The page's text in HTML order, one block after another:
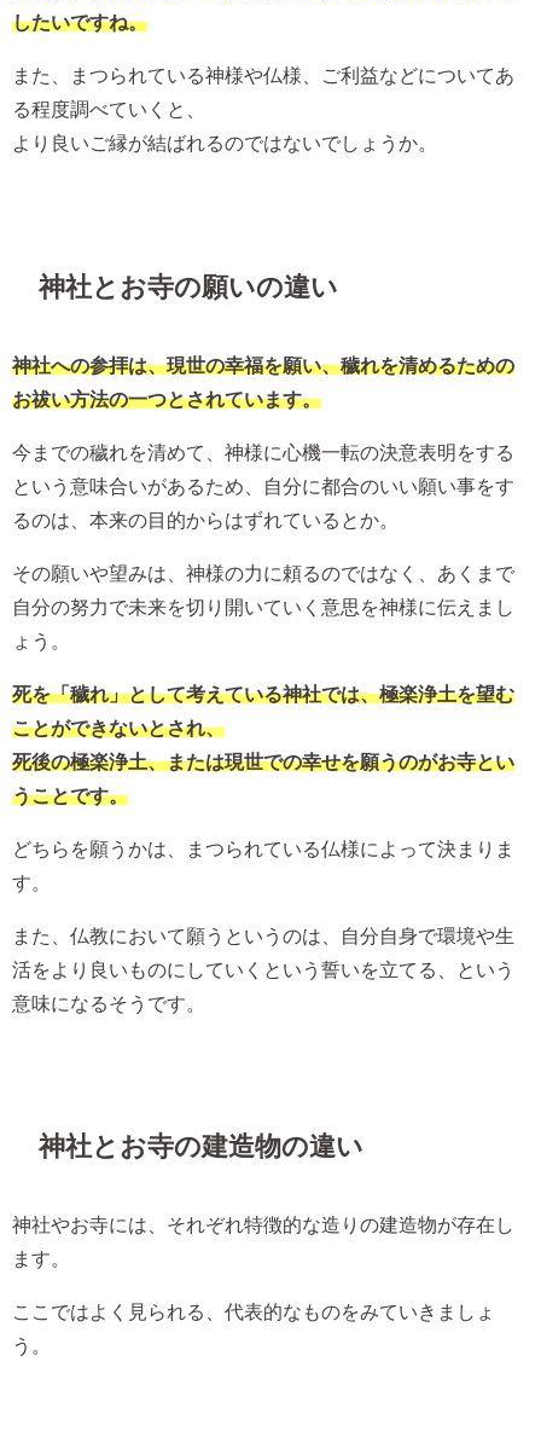
したいですね。
また、まつられている神様や仏様、ご利益などについてあ
る程度調べていくと、
より良いご縁が結ばれるのではないでしょうか。
神社とお寺の願いの違い
神社への参拝は、現世の幸福を願い、穢れを清めるための
お祓い方法の一つとされています。
今までの穢れを清めて、神様に心機一転の決意表明をする
という意味合いがあるため、自分に都合のいい願い事をす
るのは、本来の目的からはずれているとか。
その願いや望みは、神様の力に頼るのではなく、あくまで
自分の努力で未来を切り開いていく意思を神様に伝えまし
ょう。
死を「穢れ」として考えている神社では、極楽浄土を望む
ことができないとされ、
死後の極楽浄土、または現世での幸せを願うのがお寺とい
うことです。
どちらを願うかは、まつられている仏様によって決まりま
す。
また、仏教において願うというのは、自分自身で環境や生
活をより良いものにしていくという誓いを立てる、という
意味になるそうです。
神社とお寺の建造物の違い
神社やお寺には、それぞれ特徴的な造りの建造物が存在し
ます。
ここではよく見られる、代表的なものをみていきましょ
う。